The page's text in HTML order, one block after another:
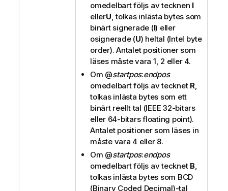
omedelbart följs av tecknen I
ellerU, tolkas inlästa bytes som
binärt signerade (I) eller
osignerade (U) heltal (Intel byte
order). Antalet positioner som
läses måste vara 1, 2 eller 4.
Om @startpos:endpos
omedelbart följs av tecknet R,
tolkas inlästa bytes som ett
binärt reellt tal (IEEE 32-bitars
eller 64-bitars floating point).
Antalet positioner som läses in
måste vara 4 eller 8.
Om @startpos:endpos
omedelbart följs av tecknet B,
tolkas inlästa bytes som BCD
(Binary Coded Decimal)-tal